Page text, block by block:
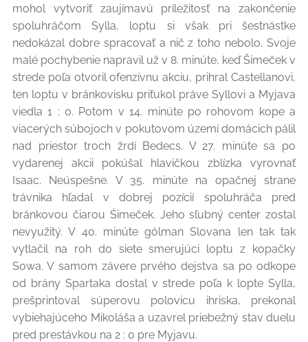
mohol vytvoriť zaujímavú príležitosť na zakončenie
spoluhráčom Sylla, loptu si však pri šestnástke
nedokázal dobre spracovať a nič z toho nebolo. Svoje
malé pochybenie napravil už v 8. minúte, keď Šimeček v
strede poľa otvoril ofenzívnu akciu, prihral Castellanovi,
ten loptu v bránkovisku priťukol práve Syllovi a Myjava
viedla 1 : 0. Potom v 14. minúte po rohovom kope a
viacerých súbojoch v pokutovom území domácich pálil
nad priestor troch žrdí Bedecs. V 27. minúte sa po
vydarenej akcii pokúšal hlavičkou zblízka vyrovnať
Isaac. Neúspešne. V 35. minúte na opačnej strane
trávnika hľadal v dobrej pozícií spoluhráča pred
bránkovou čiarou Śimeček. Jeho sľubný center zostal
nevyužitý. V 40. minúte gólman Slovana len tak tak
vytlačil na roh do siete smerujúci loptu z kopačky
Sowa. V samom závere prvého dejstva sa po odkope
od brány Spartaka dostal v strede poľa k lopte Sylla,
prešprintoval súperovu polovicu ihriska, prekonal
vybiehajúceho Mikoláša a uzavrel priebežný stav duelu
pred prestávkou na 2 : 0 pre Myjavu.